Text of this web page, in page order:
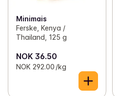
Minimais
Ferske, Kenya /
Thailand, 125 g
NOK 36.50
NOK 292.00 /kg